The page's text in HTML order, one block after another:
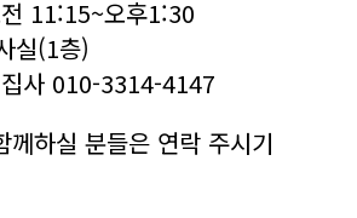
11:15~오후1:30
실(1층)
사 010-3314-4147
께하실 분들은 연락 주시기